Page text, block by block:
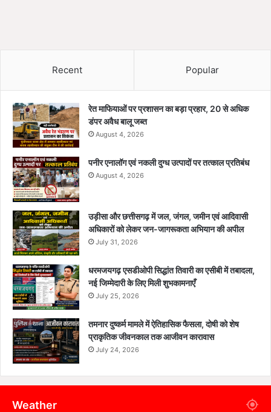
Recent Popular
रेत माफियाओं पर प्रशासन का बड़ा प्रहार, 20 से अधिक
डंपर अवैध बालू जब्त
August 4, 2026
पनीर एनालॉग एवं नकली दुग्ध उत्पादों पर तत्काल प्रतिबंध
August 4, 2026
उड़ीसा और छत्तीसगढ़ में जल, जंगल, जमीन एवं आदिवासी
अधिकारों को लेकर जन-जागरूकता अभियान की अपील
July 31, 2026
धरमजयगढ़ एसडीओपी सिद्धांत तिवारी का एसीबी में तबादला,
नई जिम्मेदारी के लिए मिली शुभकामनाएँ
July 25, 2026
तमनार दुष्कर्म मामले में ऐतिहासिक फैसला, दोषी को शेष
प्राकृतिक जीवनकाल तक आजीवन कारावास
July 24, 2026
Weather